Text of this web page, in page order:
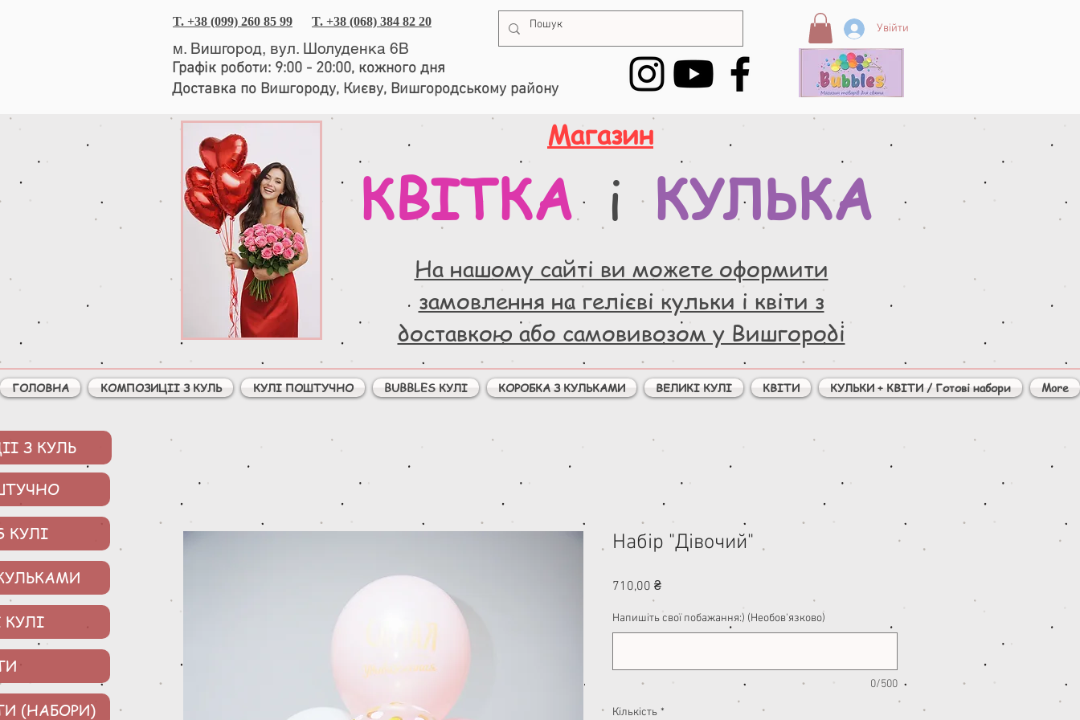
T. +38 (099) 260 85 99 T. +38 (068) 384 82 20
м. Вишгород, вул. Шолуденка 6В
Увійти
Графік роботи: 9:00 - 20:00, кожного дня
Доставка по Вишгороду, Києву, Вишгородському району
Магазин
КВІТКА і КУЛЬКА
На нашому сайті ви можете оформити
замовлення на гелієві кульки і квіти з
доставкою або самовивозом у Вишгороді
ГОЛОВНА КОМПОЗИЦІІ З КУЛЬ КУЛІ ПОШТУЧНО BUBBLES КУЛІ КОРОБКА З КУЛЬКАМИ ВЕЛИКІ КУЛІ КВІТИ КУЛЬКИ + КВІТИ / Готові набори More
Набір "Дівочий"
710,00 ₴Ціна
Напишіть свої побажання:) (Необов'язково)
0/500
Кількість *
З КУЛЬ
КУЛІ
(НАБОРИ)
КУЛІ